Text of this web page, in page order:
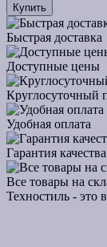
Купить
Быстрая доставка
Доступные цены
Круглосуточный
Удобная оплата
Гарантия качества
Все товары на
Техностиль - это